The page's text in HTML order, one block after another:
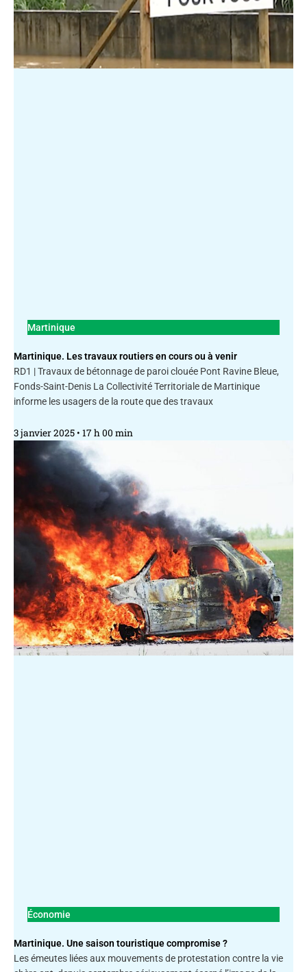
Martinique
Martinique. Les travaux routiers en cours ou à venir
RD1 | Travaux de bétonnage de paroi clouée Pont Ravine Bleue,
Fonds-Saint-Denis La Collectivité Territoriale de Martinique
informe les usagers de la route que des travaux
3 janvier 2025 17 h 00 min
Économie
Martinique. Une saison touristique compromise ?
Les émeutes liées aux mouvements de protestation contre la vie